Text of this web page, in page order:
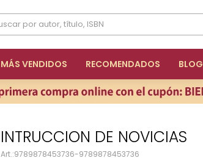
MÁS VENDIDOS RECOMENDADOS BLOG
INTRUCCION DE NOVICIAS
9789878453736-9789878453736